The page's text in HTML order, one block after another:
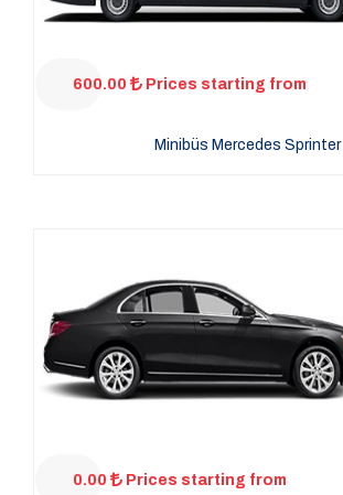
600.00 Prices starting from
Minibüs Mercedes Sprinter
0.00 Prices starting from